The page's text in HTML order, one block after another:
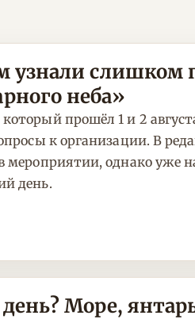
узнали слишком
неба»
прошёл 1 и 2
к организации. В
однако уже
день.
Море,